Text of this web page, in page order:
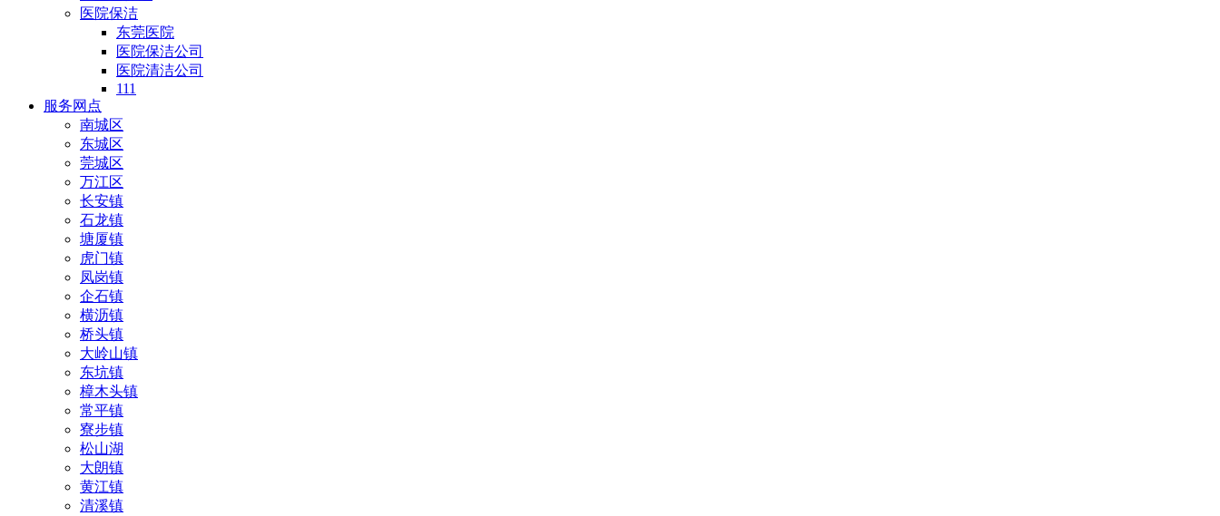
医院保洁
东莞医院
医院保洁公司
医院清洁公司
111
服务网点
南城区
东城区
莞城区
万江区
长安镇
石龙镇
塘厦镇
虎门镇
凤岗镇
企石镇
横沥镇
桥头镇
大岭山镇
东坑镇
樟木头镇
常平镇
寮步镇
松山湖
大朗镇
黄江镇
清溪镇